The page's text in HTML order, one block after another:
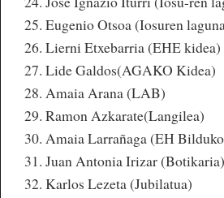
Eugenio Otsoa (Iosuren
Lierni Etxebarria (EHE kidea)
Lide Galdos(AGAKO Kidea)
Amaia Arana (LAB)
Ramon Azkarate(Langilea)
Amaia Larrañaga (EH
Juan Antonia Irizar (Botikaria)
Karlos Lezeta (Jubilatua)